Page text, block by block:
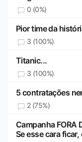
0 (0%)
Pior time da
3 (100%)
Titanic...
3 (100%)
5 contratações
2 (75%)
Campanha FORA
Se esse cara ficar,